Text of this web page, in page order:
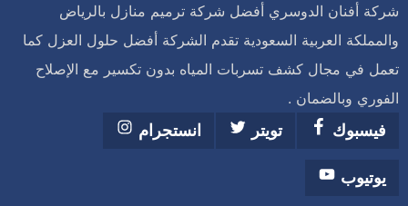
شركة أفنان الدوسري أفضل شركة ترميم منازل بالرياض
والمملكة العربية السعودية تقدم الشركة أفضل حلول العزل كما
تعمل في مجال كشف تسربات المياه بدون تكسير مع الإصلاح
الفوري وبالضمان .
فيسبوك
تويتر انستجرام
يوتيوب